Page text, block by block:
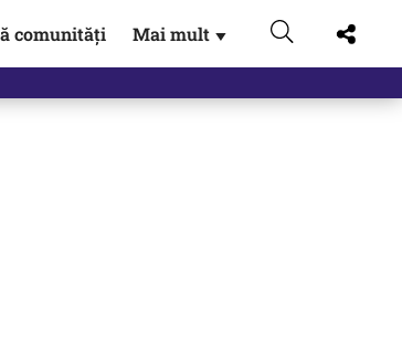
comunități Mai mult ▼